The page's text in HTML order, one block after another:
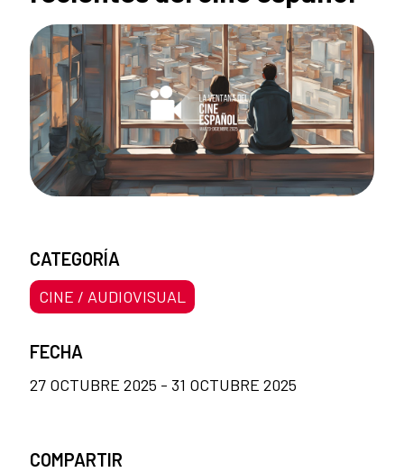
CATEGORÍA
CINE / AUDIOVISUAL
FECHA
27 OCTUBRE 2025 - 31 OCTUBRE 2025
COMPARTIR